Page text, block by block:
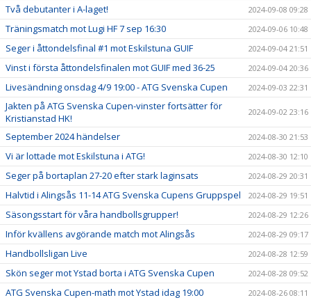
Två debutanter i A-laget! 2024-09-08 09:28
Träningsmatch mot Lugi HF 7 sep 16:30 2024-09-06 10:48
Seger i åttondelsfinal #1 mot Eskilstuna GUIF 2024-09-04 21:51
Vinst i första åttondelsfinalen mot GUIF med 36-25 2024-09-04 20:36
Livesändning onsdag 4/9 19:00 - ATG Svenska Cupen 2024-09-03 22:31
Jakten på ATG Svenska Cupen-vinster fortsätter för
Kristianstad HK!
2024-09-02 23:16
September 2024 händelser 2024-08-30 21:53
Vi är lottade mot Eskilstuna i ATG! 2024-08-30 12:10
Seger på bortaplan 27-20 efter stark laginsats 2024-08-29 20:31
Halvtid i Alingsås 11-14 ATG Svenska Cupens Gruppspel 2024-08-29 19:51
Säsongsstart för våra handbollsgrupper! 2024-08-29 12:26
Inför kvällens avgörande match mot Alingsås 2024-08-29 09:17
Handbollsligan Live 2024-08-28 12:59
Skön seger mot Ystad borta i ATG Svenska Cupen 2024-08-28 09:52
ATG Svenska Cupen-math mot Ystad idag 19:00 2024-08-26 08:11